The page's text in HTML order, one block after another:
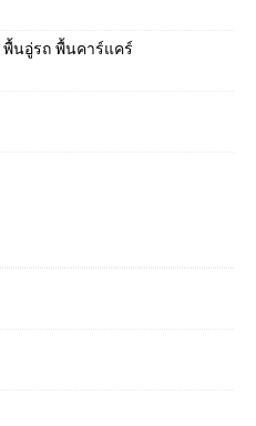
นอู่รถ พื้นคาร์แคร์